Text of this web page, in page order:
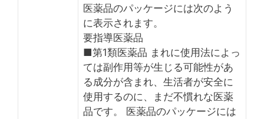
医薬品のパッケージには次のよう
に表示されます。
要指導医薬品
■第1類医薬品 まれに使用法によっ
ては副作用等が生じる可能性があ
る成分が含まれ、生活者が安全に
使用するのに、まだ不慣れな医薬
品です。 医薬品のパッケージには